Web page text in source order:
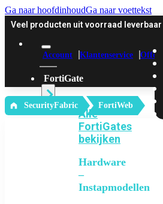
Ga naar hoofdinhoudGa naar voettekst
Veel producten uit voorraad leverbaar
Account Klantenservice Offerte
FortiGate
Alle
FortiGates
bekijken
Hardware
–
Instapmodellen
‎ SecurityFabric FortiWeb